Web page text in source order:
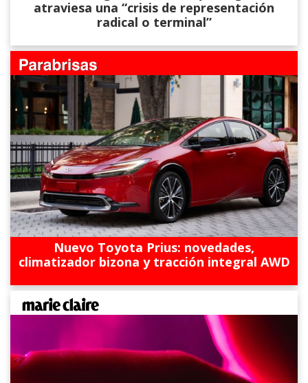
atraviesa una “crisis de representación
radical o terminal”
Nuevo Toyota Prius: novedades,
climatizador bizona y tracción integral AWD